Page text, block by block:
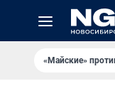
«Майские»